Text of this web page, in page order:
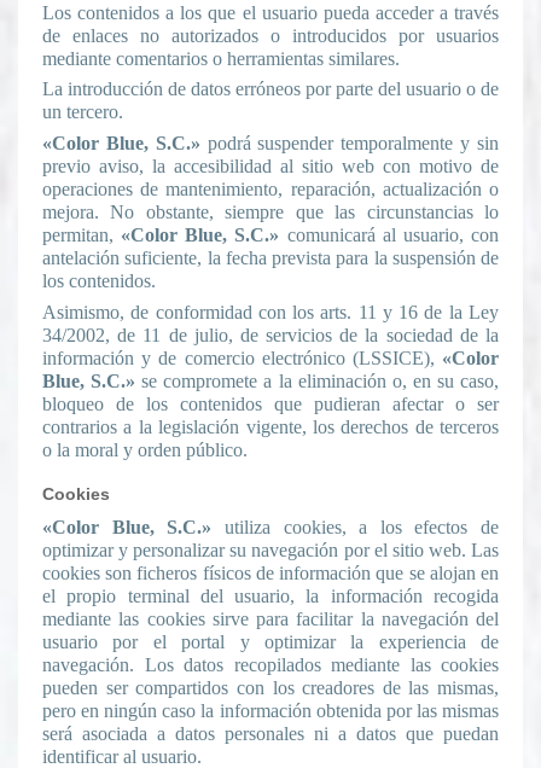
Los contenidos a los que el usuario pueda acceder a través
de enlaces no autorizados o introducidos por usuarios
mediante comentarios o herramientas similares.
La introducción de datos erróneos por parte del usuario o de
un tercero.
«Color Blue, S.C.» podrá suspender temporalmente y sin
previo aviso, la accesibilidad al sitio web con motivo de
operaciones de mantenimiento, reparación, actualización o
mejora. No obstante, siempre que las circunstancias lo
permitan, «Color Blue, S.C.» comunicará al usuario, con
antelación suficiente, la fecha prevista para la suspensión de
los contenidos.
Asimismo, de conformidad con los arts. 11 y 16 de la Ley
34/2002, de 11 de julio, de servicios de la sociedad de la
información y de comercio electrónico (LSSICE), «Color
Blue, S.C.» se compromete a la eliminación o, en su caso,
bloqueo de los contenidos que pudieran afectar o ser
contrarios a la legislación vigente, los derechos de terceros
o la moral y orden público.
Cookies
«Color Blue, S.C.» utiliza cookies, a los efectos de
optimizar y personalizar su navegación por el sitio web. Las
cookies son ficheros físicos de información que se alojan en
el propio terminal del usuario, la información recogida
mediante las cookies sirve para facilitar la navegación del
usuario por el portal y optimizar la experiencia de
navegación. Los datos recopilados mediante las cookies
pueden ser compartidos con los creadores de las mismas,
pero en ningún caso la información obtenida por las mismas
será asociada a datos personales ni a datos que puedan
identificar al usuario.